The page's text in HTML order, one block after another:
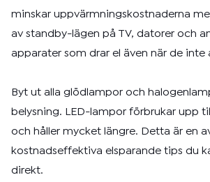
minskar uppvärmningskostnaderna
av standby-lägen på TV, datorer och
apparater som drar el även när de inte
Byt ut alla glödlampor och
belysning. LED-lampor förbrukar upp
och håller mycket längre. Detta är en
kostnadseffektiva elsparande tips du
direkt.